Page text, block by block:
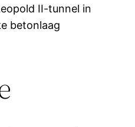
II-tunnel in
betonlaag